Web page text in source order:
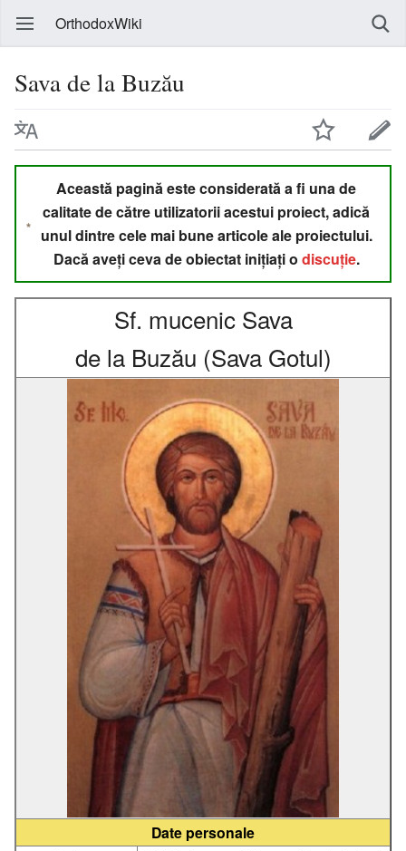
OrthodoxWiki
Sava de la Buzău
Această pagină este considerată a fi una de
calitate de către utilizatorii acestui proiect, adică
unul dintre cele mai bune articole ale proiectului.
Dacă aveți ceva de obiectat inițiați o discuție.
Sf. mucenic Sava
de la Buzău (Sava Gotul)
Date personale